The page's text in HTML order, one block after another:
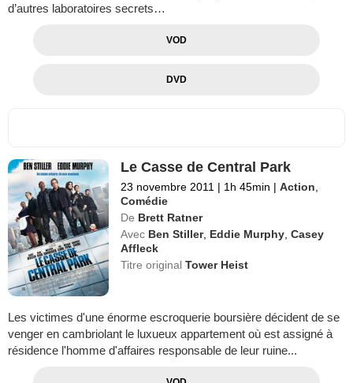
d’autres laboratoires secrets…
VOD
DVD
Le Casse de Central Park
23 novembre 2011 | 1h 45min | Action,
Comédie
De Brett Ratner
Avec Ben Stiller, Eddie Murphy,Casey
Affleck
Titre originalTower Heist
Les victimes d'une énorme escroquerie boursière décident de se
venger en cambriolant le luxueux appartement où est assigné à
résidence l'homme d'affaires responsable de leur ruine...